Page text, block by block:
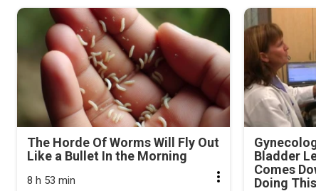
The Horde Of Worms Will Fly Out
Like a Bullet In the Morning
8 h 53 min
Bladder
Comes
Doing